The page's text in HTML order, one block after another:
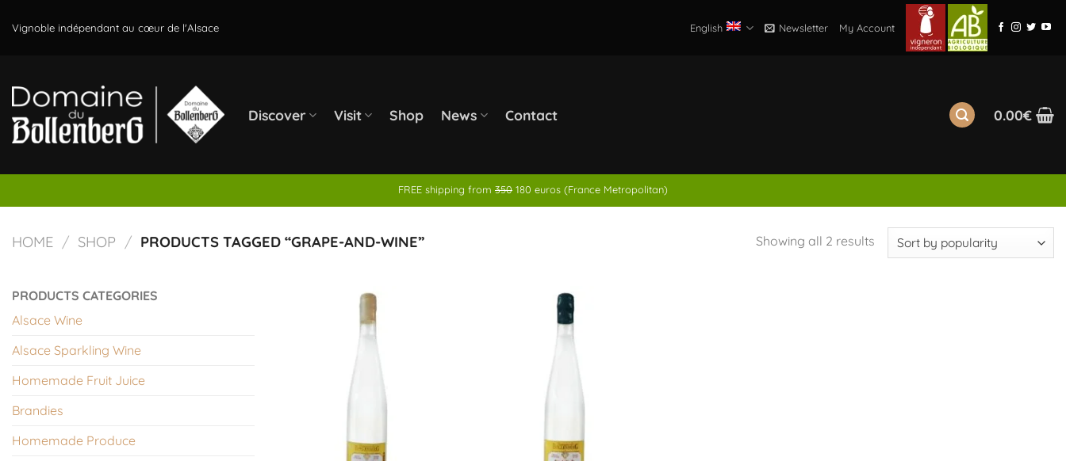
Vignoble indépendant au cœur de l'Alsace English Newsletter My Account
Discover Visit Shop News Contact 0.00€
FREE shipping from 350 180 euros (France Metropolitan)
HOME / SHOP / PRODUCTS TAGGED “GRAPE-AND-WINE” Showing all 2 resultsSorted
by
PRODUCTS CATEGORIES
Alsace Wine
Alsace Sparkling Wine
Homemade Fruit Juice
Brandies
Homemade Produce